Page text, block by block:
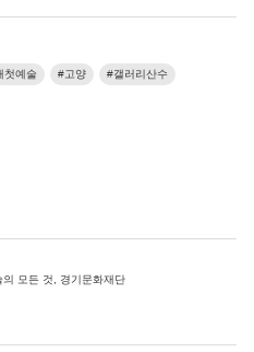
첫예술 고양 갤러리산수
의 모든 것, 경기문화재단